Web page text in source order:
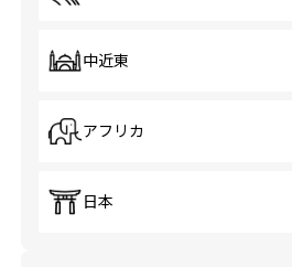
中近東
アフリカ
日本